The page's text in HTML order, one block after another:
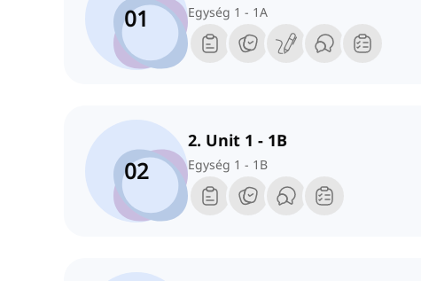
01
Egység 1 - 1A
02
2. Unit 1 - 1B
Egység 1 - 1B